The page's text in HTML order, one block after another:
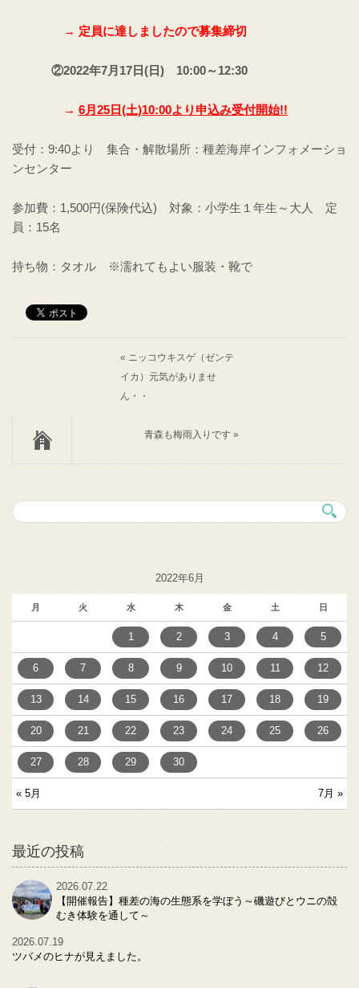
→ 定員に達しましたので募集締切
②2022年7月17日(日) 10:00～12:30
→ 6月25日(土)10:00より申込み受付開始!!
受付：9:40より 集合・解散場所：種差海岸インフォメーショ
ンセンター
参加費：1,500円(保険代込) 対象：小学生１年生～大人 定
員：15名
持ち物：タオル ※濡れてもよい服装・靴で
« ニッコウキスゲ（ゼンテ
イカ）元気がありませ
ん・・
青森も梅雨入りです »
2022年6月
月 火 水 木 金 土 日
« 5月 7月 »
1 2 3 4 5
6 7 8 9 10 11 12
13 14 15 16 17 18 19
20 21 22 23 24 25 26
27 28 29 30
最近の投稿
2026.07.22
【開催報告】種差の海の生態系を学ぼう～磯遊びとウニの殻
むき体験を通して～
2026.07.19
ツバメのヒナが見えました。